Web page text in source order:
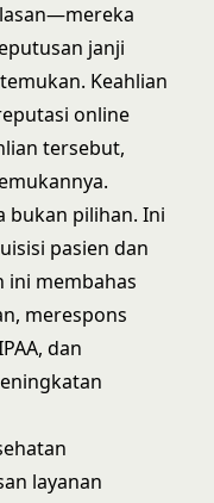
janji
Keahlian
online
tersebut,
bukan pilihan. Ini
pasien dan
ini membahas
merespons
dan
layanan